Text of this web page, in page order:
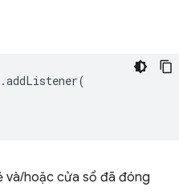
.addListener(
và/hoặc cửa sổ đã đóng